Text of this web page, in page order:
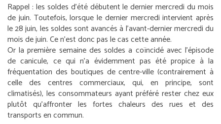
Rappel : les soldes d’été débutent le dernier mercredi du mois
de juin. Toutefois, lorsque le dernier mercredi intervient après
le 28 juin, les soldes sont avancés à l’avant-dernier mercredi du
mois de juin. Ce n’est donc pas le cas cette année.
Or la première semaine des soldes a coïncidé avec l’épisode
de canicule, ce qui n’a évidemment pas été propice à la
fréquentation des boutiques de centre-ville (contrairement à
celle des centres commerciaux, qui, en principe, sont
climatisés), les consommateurs ayant préféré rester chez eux
plutôt qu’affronter les fortes chaleurs des rues et des
transports en commun.